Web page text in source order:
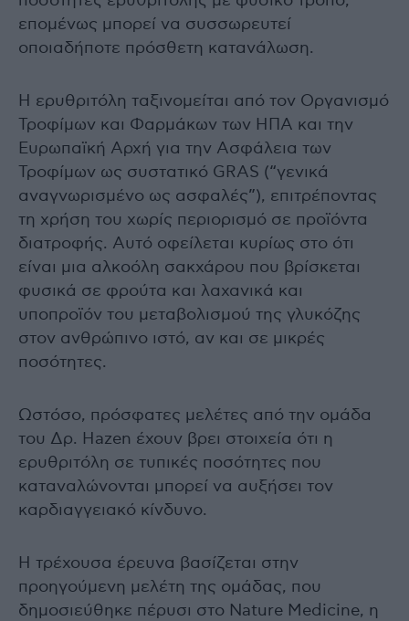
επομένως μπορεί να συσσωρευτεί
οποιαδήποτε πρόσθετη κατανάλωση.
Η ερυθριτόλη ταξινομείται από τον Οργανισμό
Τροφίμων και Φαρμάκων των ΗΠΑ και την
Ευρωπαϊκή Αρχή για την Ασφάλεια των
Τροφίμων ως συστατικό GRAS (“γενικά
αναγνωρισμένο ως ασφαλές”), επιτρέποντας
τη χρήση του χωρίς περιορισμό σε προϊόντα
διατροφής. Αυτό οφείλεται κυρίως στο ότι
είναι μια αλκοόλη σακχάρου που βρίσκεται
φυσικά σε φρούτα και λαχανικά και
υποπροϊόν του μεταβολισμού της γλυκόζης
στον ανθρώπινο ιστό, αν και σε μικρές
ποσότητες.
Ωστόσο, πρόσφατες μελέτες από την ομάδα
του Δρ. Hazen έχουν βρει στοιχεία ότι η
ερυθριτόλη σε τυπικές ποσότητες που
καταναλώνονται μπορεί να αυξήσει τον
καρδιαγγειακό κίνδυνο.
Η τρέχουσα έρευνα βασίζεται στην
προηγούμενη μελέτη της ομάδας, που
δημοσιεύθηκε πέρυσι στο Nature Medicine, η